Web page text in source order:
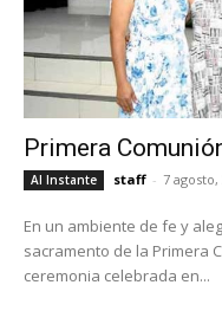
Primera
Al Instante staff - 7 agosto,
En un ambiente de fe y
sacramento de la Primera
ceremonia celebrada en...